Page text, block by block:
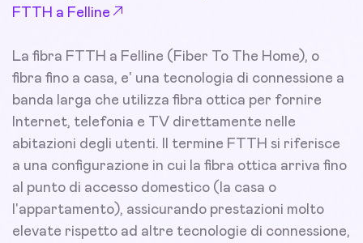
FTTH a Felline
La fibra FTTH a Felline (Fiber To The Home), o
fibra fino a casa, e' una tecnologia di connessione a
banda larga che utilizza fibra ottica per fornire
Internet, telefonia e TV direttamente nelle
abitazioni degli utenti. Il termine FTTH si riferisce
a una configurazione in cui la fibra ottica arriva fino
al punto di accesso domestico (la casa o
l'appartamento), assicurando prestazioni molto
elevate rispetto ad altre tecnologie di connessione,